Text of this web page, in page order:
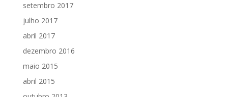
setembro 2017
julho 2017
abril 2017
dezembro 2016
maio 2015
abril 2015